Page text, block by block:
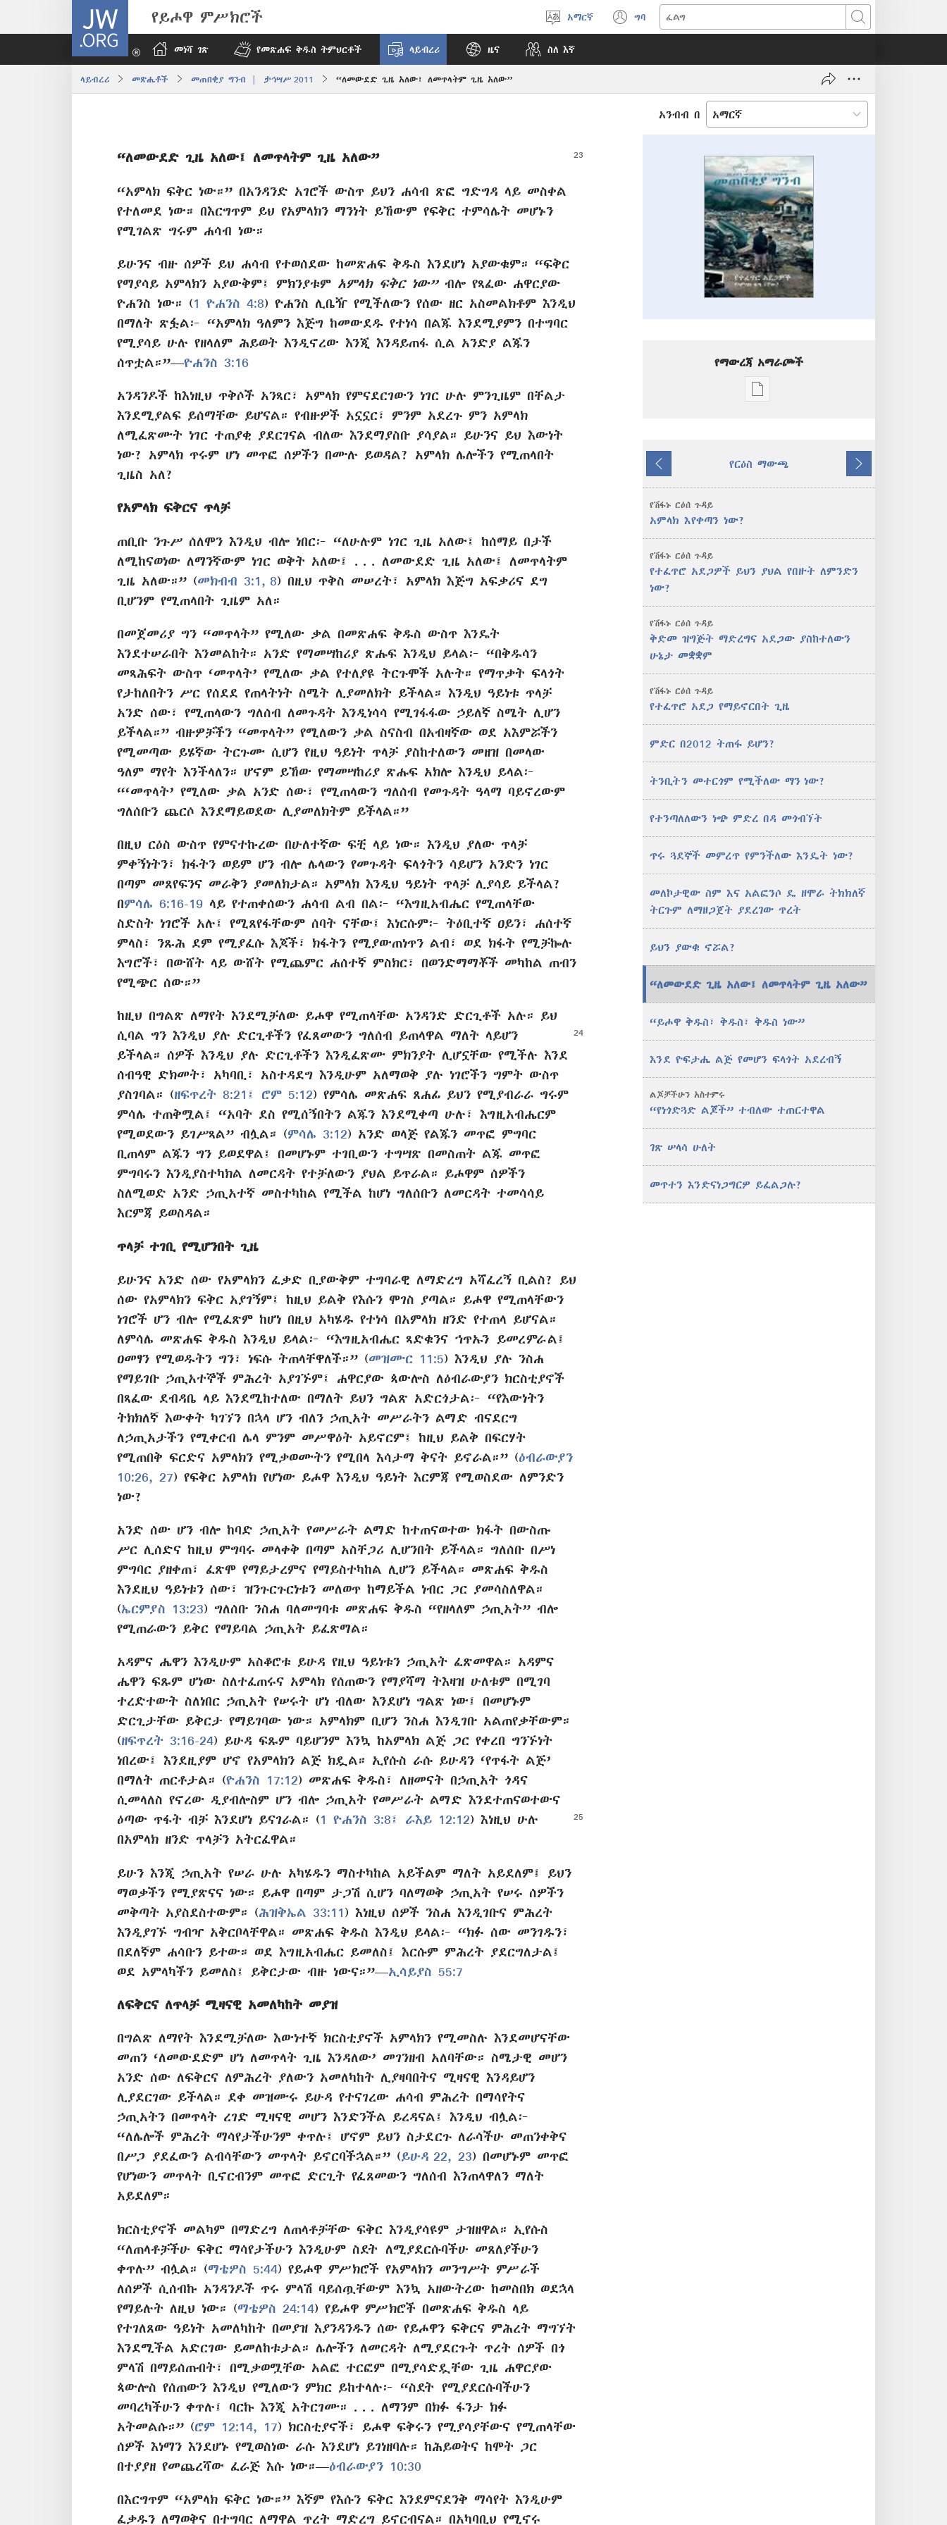
JW.ORG የይሖዋ ምሥክሮች
ቋንቋ
አማርኛ ግባ
(አዲስ
ፈልግ
መነሻ ገጽ የመጽሐፍ ቅዱስ ትምህርቶች ላይብረሪ ዜና ስለ እኛ
ላይብረሪ መጽሔቶች መጠበቂያ ግንብ | ታኅሣሥ 2011 “ለመውደድ ጊዜ አለው፤ ለመጥላትም ጊዜ አለው”
አንብብ በ
“ለመውደድ ጊዜ አለው፤ ለመጥላትም ጊዜ አለው”
“አምላክ ፍቅር ነው።” በአንዳንድ አገሮች ውስጥ ይህን ሐሳብ ጽፎ ግድግዳ ላይ መስቀል
የተለመደ ነው። በእርግጥም ይህ የአምላክን ማንነት ይኸውም የፍቅር ተምሳሌት መሆኑን
የሚገልጽ ግሩም ሐሳብ ነው።
ይሁንና ብዙ ሰዎች ይህ ሐሳብ የተወሰደው ከመጽሐፍ ቅዱስ እንደሆነ አያውቁም። “ፍቅር
የማያሳይ አምላክን አያውቅም፤ ምክንያቱም አምላክ ፍቅር ነው” ብሎ የጻፈው ሐዋርያው
ዮሐንስ ነው። (1 ዮሐንስ 4:8) ዮሐንስ ሊቤዥ የሚችለውን የሰው ዘር አስመልክቶም እንዲህ
በማለት ጽፏል፦ “አምላክ ዓለምን እጅግ ከመውደዱ የተነሳ በልጁ እንደሚያምን በተግባር
የሚያሳይ ሁሉ የዘላለም ሕይወት እንዲኖረው እንጂ እንዳይጠፋ ሲል አንድያ ልጁን
ሰጥቷል።”​—ዮሐንስ 3:16
አንዳንዶች ከእነዚህ ጥቅሶች አንጻር፣ አምላክ የምናደርገውን ነገር ሁሉ ምንጊዜም በቸልታ
እንደሚያልፍ ይሰማቸው ይሆናል። የብዙዎች አኗኗር፣ ምንም አደረጉ ምን አምላክ
ለሚፈጽሙት ነገር ተጠያቂ ያደርገናል ብለው እንደማያስቡ ያሳያል። ይሁንና ይህ እውነት
ነው? አምላክ ጥሩም ሆነ መጥፎ ሰዎችን በሙሉ ይወዳል? አምላክ ሌሎችን የሚጠላበት
ጊዜስ አለ?
የአምላክ ፍቅርና ጥላቻ
ጠቢቡ ንጉሥ ሰለሞን እንዲህ ብሎ ነበር፦ “ለሁሉም ነገር ጊዜ አለው፤ ከሰማይ በታች
ለሚከናወነው ለማንኛውም ነገር ወቅት አለው፤ . . . ለመውደድ ጊዜ አለው፤ ለመጥላትም
ጊዜ አለው።” (መክብብ 3:1, 8) በዚህ ጥቅስ መሠረት፣ አምላክ እጅግ አፍቃሪና ደግ
ቢሆንም የሚጠላበት ጊዜም አለ።
በመጀመሪያ ግን “መጥላት” የሚለው ቃል በመጽሐፍ ቅዱስ ውስጥ እንዴት
እንደተሠራበት እንመልከት። አንድ የማመሣከሪያ ጽሑፍ እንዲህ ይላል፦ “በቅዱሳን
መጻሕፍት ውስጥ ‘መጥላት’ የሚለው ቃል የተለያዩ ትርጉሞች አሉት። የማጥቃት ፍላጎት
የታከለበትን ሥር የሰደደ የጠላትነት ስሜት ሊያመለክት ይችላል። እንዲህ ዓይነቱ ጥላቻ
አንድ ሰው፣ የሚጠላውን ግለሰብ ለመጉዳት እንዲነሳሳ የሚገፋፋው ኃይለኛ ስሜት ሊሆን
ይችላል።” ብዙዎቻችን “መጥላት” የሚለውን ቃል ስናስብ በአብዛኛው ወደ አእምሯችን
የሚመጣው ይሄኛው ትርጉሙ ሲሆን የዚህ ዓይነት ጥላቻ ያስከተለውን መዘዝ በመላው
ዓለም ማየት እንችላለን። ሆኖም ይኸው የማመሣከሪያ ጽሑፍ አክሎ እንዲህ ይላል፦
“‘መጥላት’ የሚለው ቃል አንድ ሰው፣ የሚጠላውን ግለሰብ የመጉዳት ዓላማ ባይኖረውም
ግለሰቡን ጨርሶ እንደማይወደው ሊያመለክትም ይችላል።”
በዚህ ርዕስ ውስጥ የምናተኩረው በሁለተኛው ፍቺ ላይ ነው። እንዲህ ያለው ጥላቻ
ምቀኝነትን፣ ክፋትን ወይም ሆን ብሎ ሌላውን የመጉዳት ፍላጎትን ሳይሆን አንድን ነገር
በጣም መጸየፍንና መራቅን ያመለክታል። አምላክ እንዲህ ዓይነት ጥላቻ ሊያሳይ ይችላል?
በ⁠ምሳሌ 6:16-19 ላይ የተጠቀሰውን ሐሳብ ልብ በል፦ “እግዚአብሔር የሚጠላቸው
ስድስት ነገሮች አሉ፤ የሚጸየፋቸውም ሰባት ናቸው፤ እነርሱም፦ ትዕቢተኛ ዐይን፣ ሐሰተኛ
ምላስ፣ ንጹሕ ደም የሚያፈሱ እጆች፣ ክፋትን የሚያውጠነጥን ልብ፣ ወደ ክፋት የሚቻኰሉ
እግሮች፣ በውሸት ላይ ውሸት የሚጨምር ሐሰተኛ ምስክር፣ በወንድማማቾች መካከል ጠብን
የሚጭር ሰው።”
ከዚህ በግልጽ ለማየት እንደሚቻለው ይሖዋ የሚጠላቸው አንዳንድ ድርጊቶች አሉ። ይህ
ሲባል ግን እንዲህ ያሉ ድርጊቶችን የፈጸመውን ግለሰብ ይጠላዋል ማለት ላይሆን
ይችላል። ሰዎች እንዲህ ያሉ ድርጊቶችን እንዲፈጽሙ ምክንያት ሊሆኗቸው የሚችሉ እንደ
ሰብዓዊ ድክመት፣ አካባቢ፣ አስተዳደግ እንዲሁም አለማወቅ ያሉ ነገሮችን ግምት ውስጥ
ያስገባል። (ዘፍጥረት 8:21፤ ሮም 5:12) የምሳሌ መጽሐፍ ጸሐፊ ይህን የሚያብራራ ግሩም
ምሳሌ ተጠቅሟል፤ “አባት ደስ የሚሰኝበትን ልጁን እንደሚቀጣ ሁሉ፣ እግዚአብሔርም
የሚወደውን ይገሥጻል” ብሏል። (ምሳሌ 3:12) አንድ ወላጅ የልጁን መጥፎ ምግባር
ቢጠላም ልጁን ግን ይወደዋል፤ በመሆኑም ተገቢውን ተግሣጽ በመስጠት ልጁ መጥፎ
ምግባሩን እንዲያስተካክል ለመርዳት የተቻለውን ያህል ይጥራል። ይሖዋም ሰዎችን
ስለሚወድ አንድ ኃጢአተኛ መስተካከል የሚችል ከሆነ ግለሰቡን ለመርዳት ተመሳሳይ
እርምጃ ይወስዳል።
ጥላቻ ተገቢ የሚሆንበት ጊዜ
ይሁንና አንድ ሰው የአምላክን ፈቃድ ቢያውቅም ተግባራዊ ለማድረግ አሻፈረኝ ቢልስ? ይህ
ሰው የአምላክን ፍቅር አያገኝም፤ ከዚህ ይልቅ የእሱን ሞገስ ያጣል። ይሖዋ የሚጠላቸውን
ነገሮች ሆን ብሎ የሚፈጽም ከሆነ በዚህ አካሄዱ የተነሳ በአምላክ ዘንድ የተጠላ ይሆናል።
ለምሳሌ መጽሐፍ ቅዱስ እንዲህ ይላል፦ “እግዚአብሔር ጻድቁንና ኀጥኡን ይመረምራል፤
ዐመፃን የሚወዱትን ግን፣ ነፍሱ ትጠላቸዋለች።” (መዝሙር 11:5) እንዲህ ያሉ ንስሐ
የማይገቡ ኃጢአተኞች ምሕረት አያገኙም፤ ሐዋርያው ጳውሎስ ለዕብራውያን ክርስቲያኖች
በጻፈው ደብዳቤ ላይ እንደሚከተለው በማለት ይህን ግልጽ አድርጎታል፦ “የእውነትን
ትክክለኛ እውቀት ካገኘን በኋላ ሆን ብለን ኃጢአት መሥራትን ልማድ ብናደርግ
ለኃጢአታችን የሚቀርብ ሌላ ምንም መሥዋዕት አይኖርም፤ ከዚህ ይልቅ በፍርሃት
የሚጠበቅ ፍርድና አምላክን የሚቃወሙትን የሚበላ እሳታማ ቅናት ይኖራል።” (ዕብራውያን
10:26, 27) የፍቅር አምላክ የሆነው ይሖዋ እንዲህ ዓይነት እርምጃ የሚወስደው ለምንድን
ነው?
አንድ ሰው ሆን ብሎ ከባድ ኃጢአት የመሥራት ልማድ ከተጠናወተው ክፋት በውስጡ
ሥር ሊሰድና ከዚህ ምግባሩ መላቀቅ በጣም አስቸጋሪ ሊሆንበት ይችላል። ግለሰቡ በሥነ
ምግባር ያዘቀጠ፣ ፈጽሞ የማይታረምና የማይስተካከል ሊሆን ይችላል። መጽሐፍ ቅዱስ
እንደዚህ ዓይነቱን ሰው፣ ዝንጉርጉርነቱን መለወጥ ከማይችል ነብር ጋር ያመሳስለዋል።
(ኤርምያስ 13:23) ግለሰቡ ንስሐ ባለመግባቱ መጽሐፍ ቅዱስ “የዘላለም ኃጢአት” ብሎ
የሚጠራውን ይቅር የማይባል ኃጢአት ይፈጽማል።
አዳምና ሔዋን እንዲሁም አስቆሮቱ ይሁዳ የዚህ ዓይነቱን ኃጢአት ፈጽመዋል። አዳምና
ሔዋን ፍጹም ሆነው ስለተፈጠሩና አምላክ የሰጠውን የማያሻማ ትእዛዝ ሁለቱም በሚገባ
ተረድተውት ስለነበር ኃጢአት የሠሩት ሆነ ብለው እንደሆነ ግልጽ ነው፤ በመሆኑም
ድርጊታቸው ይቅርታ የማይገባው ነው። አምላክም ቢሆን ንስሐ እንዲገቡ አልጠየቃቸውም።
(ዘፍጥረት 3:16-24) ይሁዳ ፍጹም ባይሆንም እንኳ ከአምላክ ልጅ ጋር የቀረበ ግንኙነት
ነበረው፤ እንደዚያም ሆኖ የአምላክን ልጅ ክዷል። ኢየሱስ ራሱ ይሁዳን ‘የጥፋት ልጅ’
በማለት ጠርቶታል። (ዮሐንስ 17:12) መጽሐፍ ቅዱስ፣ ለዘመናት በኃጢአት ጎዳና
ሲመላለስ የኖረው ዲያብሎስም ሆን ብሎ ኃጢአት የመሥራት ልማድ እንደተጠናወተውና
ዕጣው ጥፋት ብቻ እንደሆነ ይናገራል። (1 ዮሐንስ 3:8፤ ራእይ 12:12) እነዚህ ሁሉ
በአምላክ ዘንድ ጥላቻን አትርፈዋል።
ይሁን እንጂ ኃጢአት የሠራ ሁሉ አካሄዱን ማስተካከል አይችልም ማለት አይደለም፤ ይህን
ማወቃችን የሚያጽናና ነው። ይሖዋ በጣም ታጋሽ ሲሆን ባለማወቅ ኃጢአት የሠሩ ሰዎችን
መቅጣት አያስደስተውም። (ሕዝቅኤል 33:11 ) እነዚህ ሰዎች ንስሐ እንዲገቡና ምሕረት
እንዲያገኙ ግብዣ አቅርቦላቸዋል። መጽሐፍ ቅዱስ እንዲህ ይላል፦ “ክፉ ሰው መንገዱን፣
በደለኛም ሐሳቡን ይተው። ወደ እግዚአብሔር ይመለስ፤ እርሱም ምሕረት ያደርግለታል፤
ወደ አምላካችን ይመለስ፤ ይቅርታው ብዙ ነውና።”​—ኢሳይያስ 55:7
ለፍቅርና ለጥላቻ ሚዛናዊ አመለካከት መያዝ
በግልጽ ለማየት እንደሚቻለው እውነተኛ ክርስቲያኖች አምላክን የሚመስሉ እንደመሆናቸው
መጠን ‘ለመውደድም ሆነ ለመጥላት ጊዜ እንዳለው’ መገንዘብ አለባቸው። ስሜታዊ መሆን
አንድ ሰው ለፍቅርና ለምሕረት ያለውን አመለካከት ሊያዛባበትና ሚዛናዊ እንዳይሆን
ሊያደርገው ይችላል። ደቀ መዝሙሩ ይሁዳ የተናገረው ሐሳብ ምሕረት በማሳየትና
ኃጢአትን በመጥላት ረገድ ሚዛናዊ መሆን እንድንችል ይረዳናል፤ እንዲህ ብሏል፦
“ለሌሎች ምሕረት ማሳየታችሁንም ቀጥሉ፤ ሆኖም ይህን ስታደርጉ ለራሳችሁ መጠንቀቅና
በሥጋ ያደፈውን ልብሳቸውን መጥላት ይኖርባችኋል።” (ይሁዳ 22, 23) በመሆኑም መጥፎ
የሆነውን መጥላት ቢኖርብንም መጥፎ ድርጊት የፈጸመውን ግለሰብ እንጠላዋለን ማለት
አይደለም።
ክርስቲያኖች መልካም በማድረግ ለጠላቶቻቸው ፍቅር እንዲያሳዩም ታዝዘዋል። ኢየሱስ
“ለጠላቶቻችሁ ፍቅር ማሳየታችሁን እንዲሁም ስደት ለሚያደርሱባችሁ መጸለያችሁን
ቀጥሉ” ብሏል። (ማቴዎስ 5:44) የይሖዋ ምሥክሮች የአምላክን መንግሥት ምሥራች
ለሰዎች ሲሰብኩ አንዳንዶች ጥሩ ምላሽ ባይሰጧቸውም እንኳ አዘውትረው ከመስበክ ወደኋላ
የማይሉት ለዚህ ነው። (ማቴዎስ 24:14) የይሖዋ ምሥክሮች በመጽሐፍ ቅዱስ ላይ
የተገለጸው ዓይነት አመለካከት በመያዝ እያንዳንዱን ሰው የይሖዋን ፍቅርና ምሕረት ማግኘት
እንደሚችል አድርገው ይመለከቱታል። ሌሎችን ለመርዳት ለሚያደርጉት ጥረት ሰዎች በጎ
ምላሽ በማይሰጡበት፣ በሚቃወሟቸው አልፎ ተርፎም በሚያሳድዷቸው ጊዜ ሐዋርያው
ጳውሎስ የሰጠውን እንዲህ የሚለውን ምክር ይከተላሉ፦ “ስደት የሚያደርሱባችሁን
መባረካችሁን ቀጥሉ፤ ባርኩ እንጂ አትርገሙ። . . . ለማንም በክፉ ፋንታ ክፉ
አትመልሱ።” (ሮም 12:14, 17) ክርስቲያኖች፣ ይሖዋ ፍቅሩን የሚያሳያቸውና የሚጠላቸው
ሰዎች እነማን እንደሆኑ የሚወስነው ራሱ እንደሆነ ይገነዘባሉ። ከሕይወትና ከሞት ጋር
በተያያዘ የመጨረሻው ፈራጅ እሱ ነው።​—ዕብራውያን 10:30
በእርግጥም “አምላክ ፍቅር ነው።” እኛም የእሱን ፍቅር እንደምናደንቅ ማሳየት እንዲሁም
ፈቃዱን ለማወቅና በተግባር ለማዋል ጥረት ማድረግ ይኖርብናል። በአካባቢህ የሚኖሩ
የማውረጃ አማራጮች
የሕትመት
አማራጮች
ተመለስ
የርዕስ ማውጫ
ቀጥል
የሽፋኑ ርዕሰ ጉዳይ
አምላክ እየቀጣን ነው?
የሽፋኑ ርዕሰ ጉዳይ
የተፈጥሮ አደጋዎች ይህን ያህል የበዙት ለምንድን
ነው?
የሽፋኑ ርዕሰ ጉዳይ
ቅድመ ዝግጅት ማድረግና አደጋው ያስከተለውን
ሁኔታ መቋቋም
የሽፋኑ ርዕሰ ጉዳይ
የተፈጥሮ አደጋ የማይኖርበት ጊዜ
ምድር በ2012 ትጠፋ ይሆን?
ትንቢትን መተርጎም የሚችለው ማን ነው?
የተንጣለለውን ነጭ ምድረ በዳ መጎብኘት
ጥሩ ጓደኞች መምረጥ የምንችለው እንዴት ነው?
መለኮታዊው ስም እና አልፎንሶ ዴ ዘሞራ ትክክለኛ
ትርጉም ለማዘጋጀት ያደረገው ጥረት
ይህን ያውቁ ኖሯል?
“ለመውደድ ጊዜ አለው፤ ለመጥላትም ጊዜ አለው”
“ይሖዋ ቅዱስ፣ ቅዱስ፣ ቅዱስ ነው”
እንደ ዮፍታሔ ልጅ የመሆን ፍላጎት አደረብኝ
ልጆቻችሁን አስተምሩ
“የነጎድጓድ ልጆች” ተብለው ተጠርተዋል
ገጽ ሠላሳ ሁለት
መጥተን እንድናነጋግርዎ ይፈልጋሉ?